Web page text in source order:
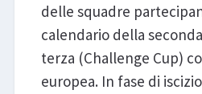
delle squadre
calendario della
terza (Challenge Cup)
europea. In fase di